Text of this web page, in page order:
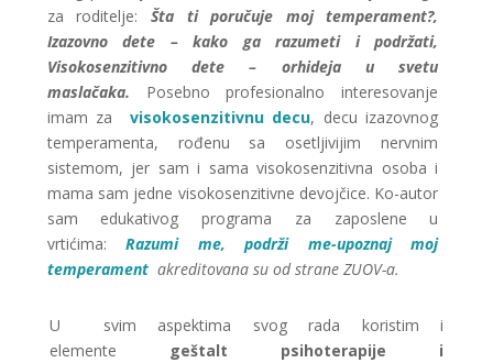
za roditelje: Šta ti poručuje moj temperament?,
Izazovno dete – kako ga razumeti i podržati,
Visokosenzitivno dete – orhideja u svetu
maslačaka. Posebno profesionalno interesovanje
imam za visokosenzitivnu decu, decu izazovnog
temperamenta, rođenu sa osetljivijim nervnim
sistemom, jer sam i sama visokosenzitivna osoba i
mama sam jedne visokosenzitivne devojčice. Ko-autor
sam edukativog programa za zaposlene u
vrtićima:Razumi me, podrži me-upoznaj moj
temperament akreditovana su od strane ZUOV-a.
U svim aspektima svog rada koristim i
elemente geštalt psihoterapije i